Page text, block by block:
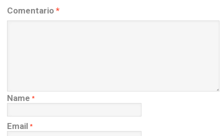
Comentario *
Name *
Email *